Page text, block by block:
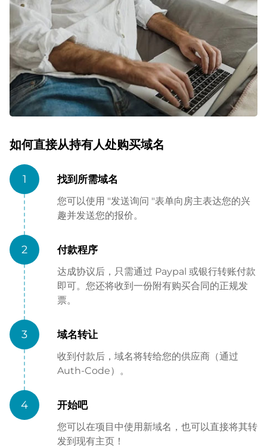
如何直接从持有人处购买域名
1 找到所需域名
您可以使用 "发送询问 "表单向房主表达您的兴
趣并发送您的报价。
2 付款程序
达成协议后，只需通过 Paypal 或银行转账付款
即可。您还将收到一份附有购买合同的正规发
票。
3 域名转让
收到付款后，域名将转给您的供应商（通过
Auth-Code）。
4 开始吧
您可以在项目中使用新域名，也可以直接将其转
发到现有主页！